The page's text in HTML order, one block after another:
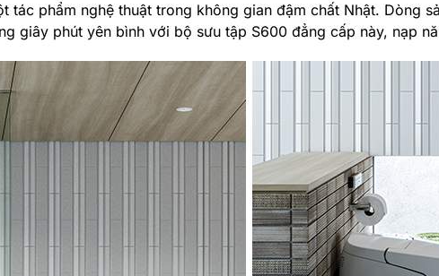
tác phẩm nghệ thuật trong không gian đậm chất Nhật. Dòng
giây phút yên bình với bộ sưu tập S600 đẳng cấp này, nạp